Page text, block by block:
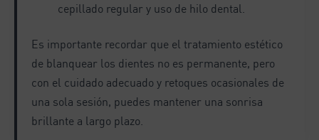
cepillado regular y uso de hilo dental.
Es importante recordar que el tratamiento estético
de blanquear los dientes no es permanente, pero
con el cuidado adecuado y retoques ocasionales de
una sola sesión, puedes mantener una sonrisa
brillante a largo plazo.